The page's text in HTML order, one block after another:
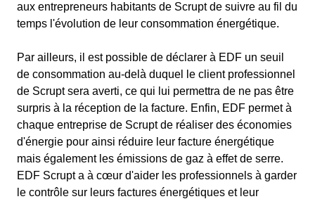
aux entrepreneurs habitants de Scrupt de suivre au fil du
temps l'évolution de leur consommation énergétique.
Par ailleurs, il est possible de déclarer à EDF un seuil
de consommation au-delà duquel le client professionnel
de Scrupt sera averti, ce qui lui permettra de ne pas être
surpris à la réception de la facture. Enfin, EDF permet à
chaque entreprise de Scrupt de réaliser des économies
d'énergie pour ainsi réduire leur facture énergétique
mais également les émissions de gaz à effet de serre.
EDF Scrupt a à cœur d'aider les professionnels à garder
le contrôle sur leurs factures énergétiques et leur